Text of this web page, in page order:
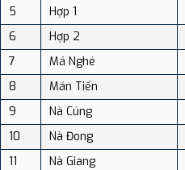
5
Hợp 1
6
Hợp 2
7
Má Nghé
8
Mán Tiển
9
Nà Cúng
10
Nà Đong
11
Nà Giang